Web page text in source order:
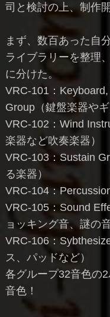
司と検討の上、制作
まず、数百あった自
ライブラリーを整理
に分けた。
VRC-101：
Group（鍵盤楽器や
VRC-102：Wind
楽器など吹奏楽器）
VRC-103：Sustain
る楽器）
VRC-104：
VRC-105：Sound
ョッキング音、謎の
VRC-106：
ス、パッドなど）
各グループ32音色の
音色！